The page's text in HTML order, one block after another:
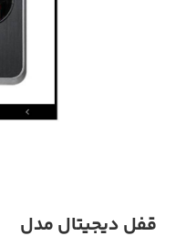
قفل دیجیتال مدل